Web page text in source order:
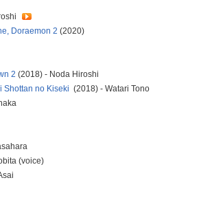
Doraemon 2 (2020)
2 (2018) - Noda Hiroshi
Shottan no Kiseki (2018) - Watari Tono
(voice)